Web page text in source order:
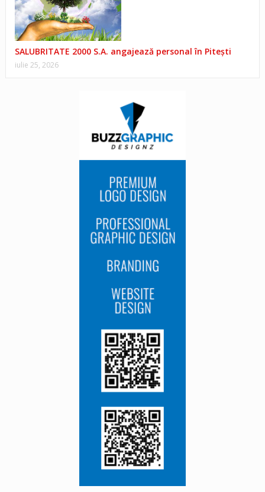
SALUBRITATE 2000 S.A. angajează personal în Pitești
iulie 25, 2026